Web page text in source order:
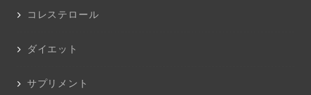
コレステロール
ダイエット
サプリメント